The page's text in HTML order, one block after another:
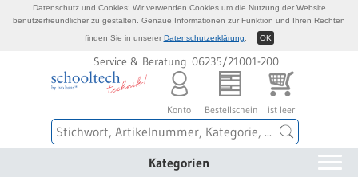
Service & Beratung 06235/21001-200
Konto Bestellschein ist leer
Kategorien
Datenschutz und Cookies: Wir verwenden Cookies um die Nutzung der Website
benutzerfreundlicher zu gestalten. Genaue Informationen zur Funktion und Ihren Rechten
finden Sie in unserer Datenschutzerklärung OK